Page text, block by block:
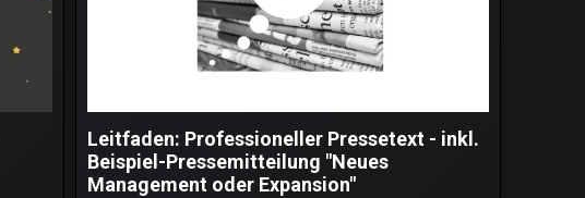
Leitfaden: Professioneller Pressetext - inkl.
Beispiel-Pressemitteilung "Neues
Management oder Expansion"